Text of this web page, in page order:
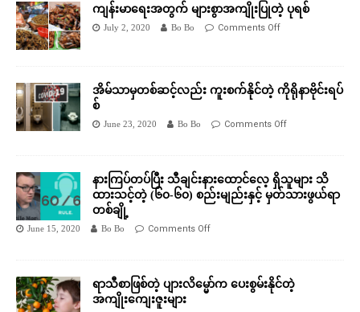
ကျန်းမာရေးအတွက် များစွာအကျိုးပြုတဲ့ ပုရစ်
July 2, 2020 Bo Bo Comments Off
အိမ်သာမှတစ်ဆင့်လည်း ကူးစက်နိုင်တဲ့ ကိုရိုနာဗိုင်းရပ်
စ်
June 23, 2020 Bo Bo Comments Off
နားကြပ်တပ်ပြီး သီချင်းနားထောင်လေ့ ရှိသူများ သိ
ထားသင့်တဲ့ (၆၀-၆၀) စည်းမျည်းနှင့် မှတ်သားဖွယ်ရာ
တစ်ချို့
June 15, 2020 Bo Bo Comments Off
ရာသီစာဖြစ်တဲ့ ပျားလိမ္မော်က ပေးစွမ်းနိုင်တဲ့
အကျိုးကျေးဇူးများ